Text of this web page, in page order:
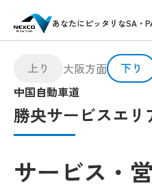
あなたにピッタリなSA・
中国自動車道
勝央サービスエリ
上り 大阪方面 下り
サービス・